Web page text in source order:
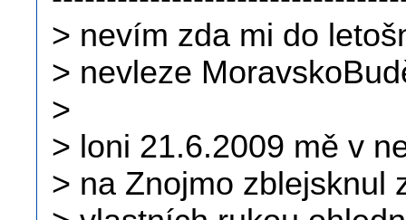
> nevím zda mi do
> nevleze
>
> loni 21.6.2009 mě v
> na Znojmo zblejsknul